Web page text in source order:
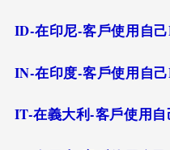
ID-在印尼-客戶使用自
IN-在印度-客戶使用自
IT-在義大利-客戶使用